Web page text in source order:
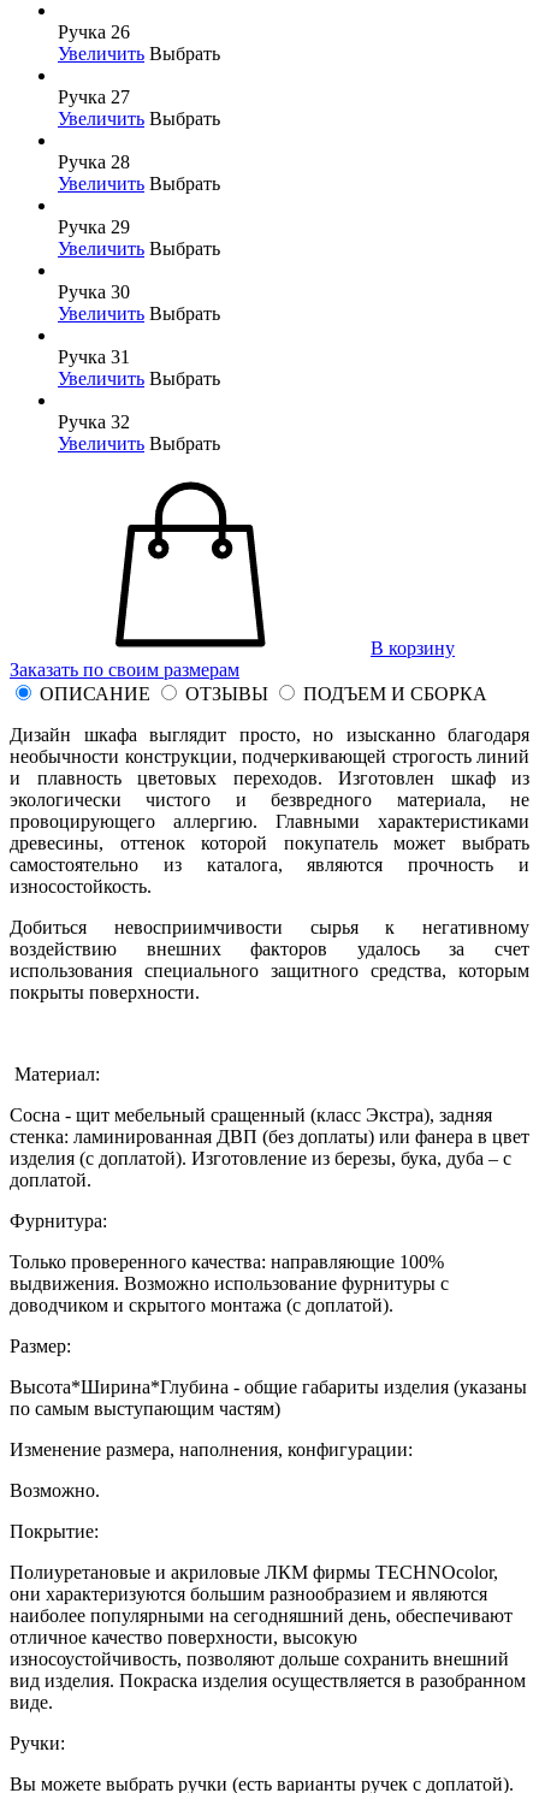
Ручка 26
Увеличить Выбрать
Ручка 27
Увеличить Выбрать
Ручка 28
Увеличить Выбрать
Ручка 29
Увеличить Выбрать
Ручка 30
Увеличить Выбрать
Ручка 31
Увеличить Выбрать
Ручка 32
Увеличить Выбрать
В корзину
Заказать по своим размерам
ОПИСАНИЕ
ОТЗЫВЫ
ПОДЪЕМ И СБОРКА
Дизайн шкафа выглядит просто, но изысканно благодаря
необычности конструкции, подчеркивающей строгость линий
и плавность цветовых переходов. Изготовлен шкаф из
экологически чистого и безвредного материала, не
провоцирующего аллергию. Главными характеристиками
древесины, оттенок которой покупатель может выбрать
самостоятельно из каталога, являются прочность и
износостойкость.
Добиться невосприимчивости сырья к негативному
воздействию внешних факторов удалось за счет
использования специального защитного средства, которым
покрыты поверхности.
Материал:
Сосна - щит мебельный сращенный (класс Экстра), задняя
стенка: ламинированная ДВП (без доплаты) или фанера в цвет
изделия (с доплатой). Изготовление из березы, бука, дуба – с
доплатой.
Фурнитура:
Только проверенного качества: направляющие 100%
выдвижения. Возможно использование фурнитуры с
доводчиком и скрытого монтажа (с доплатой).
Размер:
Высота*Ширина*Глубина - общие габариты изделия (указаны
по самым выступающим частям)
Изменение размера, наполнения, конфигурации:
Возможно.
Покрытие:
Полиуретановые и акриловые ЛКМ фирмы TECHNOcolor,
они характеризуются большим разнообразием и являются
наиболее популярными на сегодняшний день, обеспечивают
отличное качество поверхности, высокую
износоустойчивость, позволяют дольше сохранить внешний
вид изделия. Покраска изделия осуществляется в разобранном
виде.
Ручки:
Вы можете выбрать ручки (есть варианты ручек с доплатой).